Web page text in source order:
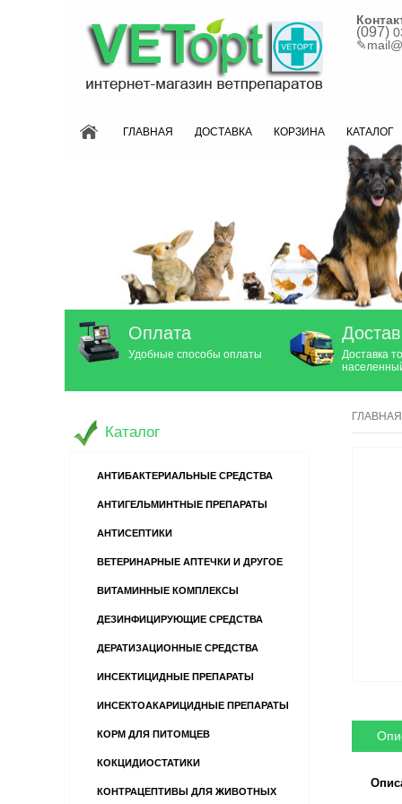
(097)
✎
ГЛАВНАЯ ДОСТАВКА КОРЗИНА КАТАЛОГ
Оплата
Удобные способы оплаты
Доставка
ГЛАВНАЯ
Каталог
АНТИБАКТЕРИАЛЬНЫЕ СРЕДСТВА
АНТИГЕЛЬМИНТНЫЕ ПРЕПАРАТЫ
АНТИСЕПТИКИ
ВЕТЕРИНАРНЫЕ АПТЕЧКИ И ДРУГОЕ
ВИТАМИННЫЕ КОМПЛЕКСЫ
ДЕЗИНФИЦИРУЮЩИЕ СРЕДСТВА
ДЕРАТИЗАЦИОННЫЕ СРЕДСТВА
ИНСЕКТИЦИДНЫЕ ПРЕПАРАТЫ
ИНСЕКТОАКАРИЦИДНЫЕ ПРЕПАРАТЫ
КОРМ ДЛЯ ПИТОМЦЕВ
КОКЦИДИОСТАТИКИ
КОНТРАЦЕПТИВЫ ДЛЯ ЖИВОТНЫХ